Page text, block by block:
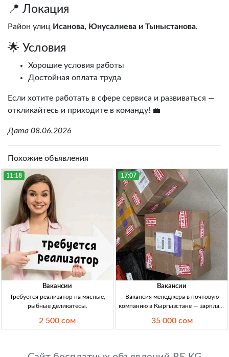
📍 Локация
Район улиц Исанова, Юнусалиева и Тыныстанова.
🌟 Условия
Хорошие условия работы
Достойная оплата труда
Если хотите работать в сфере сервиса и развиваться —
откликайтесь и приходите в команду! 💼
Дата 08.06.2026
Похожие объявления
11:18
Вакансии
Требуется реализатор на мясные,
рыбные деликатесы.
2 500 сом
17:07
Вакансии
Вакансия менеджера в почтовую
компанию в Кыргызстане — зарплата
почтовую компанию, 20–35 лет,
35 000 сом